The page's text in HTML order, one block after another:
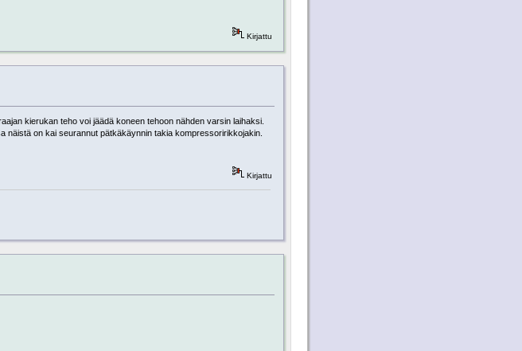
Kirjattu
kierukan teho voi jäädä koneen tehoon nähden varsin laihaksi.
on kai seurannut pätkäkäynnin takia kompressoririkkojakin.
Kirjattu